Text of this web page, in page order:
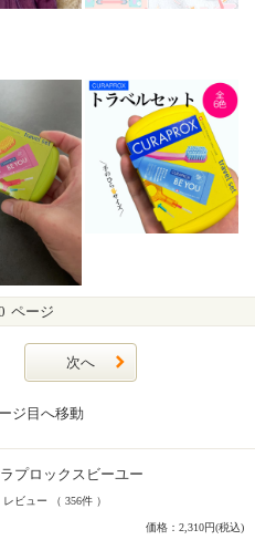
ページ
次へ
ジ目へ移動
プロックスビーユー
ビュー （ 356件 ）
価格：2,310円(税込)